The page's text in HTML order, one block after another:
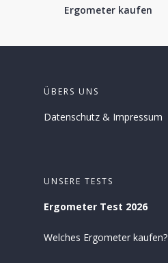
Ergometer kaufen
ÜBERS UNS
Datenschutz & Impressum
UNSERE TESTS
Ergometer Test 2026
Welches Ergometer kaufen?